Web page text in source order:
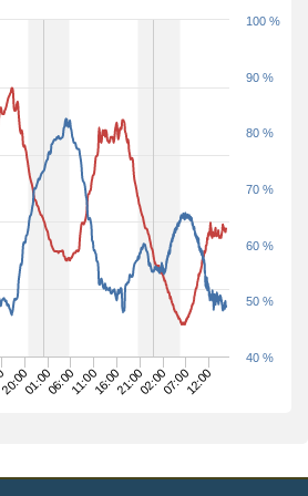
20:00 16:00 12:00
01:0006:0011:00 21:0002:0007:00
40 %
50 %
60 %
70 %
80 %
90 %
100 %